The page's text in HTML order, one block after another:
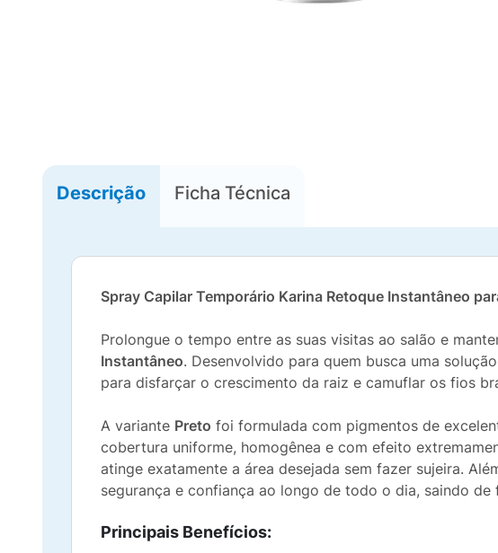
Descrição Ficha Técnica
Spray Capilar Temporário Karina Retoque Instantâneo
Prolongue o tempo entre as suas visitas ao salão e
Instantâneo. Desenvolvido para quem busca uma
para disfarçar o crescimento da raiz e camuflar os fios
A variante Preto foi formulada com pigmentos de
cobertura uniforme, homogênea e com efeito
atinge exatamente a área desejada sem fazer sujeira.
segurança e confiança ao longo de todo o dia, saindo
Principais Benefícios: